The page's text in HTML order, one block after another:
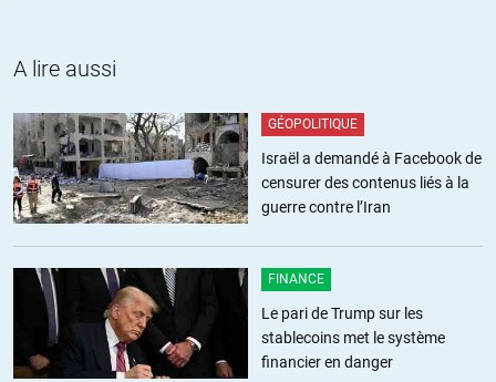
Vladimir K
je seul à m’interroger sur le fait que pas mal de gens, en temps de
guerre, ont des smartphones et des connexions internet top-notch
non contrôlées, et j’imagine gratuires (alors qu’il n’y a plus d’hôpital
par exemple) en Syrie ?
Comment font-ils concrètement pour envoyer des millions de vidéos
? Au Canada, je n’arrive même pas à écouter la radio par internet
sans que ça coupe régulièrement.
+18 ALERTER
A lire aussi
GÉOPOLITIQUE
Israël a demandé à Facebook de
censurer des contenus liés à la
guerre contre l’Iran
FINANCE
Le pari de Trump sur les
stablecoins met le système
financier en danger